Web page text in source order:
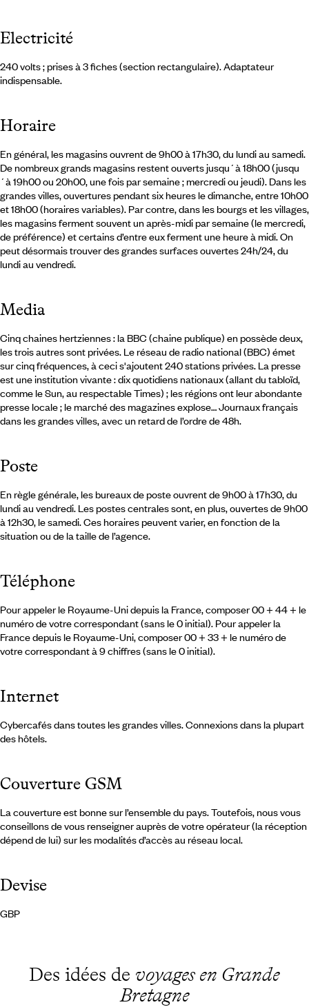
Electricité
240 volts ; prises à 3 fiches (section rectangulaire). Adaptateur
indispensable.
Horaire
En général, les magasins ouvrent de 9h00 à 17h30, du lundi au samedi.
De nombreux grands magasins restent ouverts jusqu´à 18h00 (jusqu
´à 19h00 ou 20h00, une fois par semaine ; mercredi ou jeudi). Dans les
grandes villes, ouvertures pendant six heures le dimanche, entre 10h00
et 18h00 (horaires variables). Par contre, dans les bourgs et les villages,
les magasins ferment souvent un après-midi par semaine (le mercredi,
de préférence) et certains d’entre eux ferment une heure à midi. On
peut désormais trouver des grandes surfaces ouvertes 24h/24, du
lundi au vendredi.
Media
Cinq chaines hertziennes : la BBC (chaine publique) en possède deux,
les trois autres sont privées. Le réseau de radio national (BBC) émet
sur cinq fréquences, à ceci s'ajoutent 240 stations privées. La presse
est une institution vivante : dix quotidiens nationaux (allant du tabloïd,
comme le Sun, au respectable Times) ; les régions ont leur abondante
presse locale ; le marché des magazines explose… Journaux français
dans les grandes villes, avec un retard de l’ordre de 48h.
Poste
En règle générale, les bureaux de poste ouvrent de 9h00 à 17h30, du
lundi au vendredi. Les postes centrales sont, en plus, ouvertes de 9h00
à 12h30, le samedi. Ces horaires peuvent varier, en fonction de la
situation ou de la taille de l’agence.
Téléphone
Pour appeler le Royaume-Uni depuis la France, composer 00 + 44 + le
numéro de votre correspondant (sans le 0 initial). Pour appeler la
France depuis le Royaume-Uni, composer 00 + 33 + le numéro de
votre correspondant à 9 chiffres (sans le 0 initial).
Internet
Cybercafés dans toutes les grandes villes. Connexions dans la plupart
des hôtels.
Couverture GSM
La couverture est bonne sur l’ensemble du pays. Toutefois, nous vous
conseillons de vous renseigner auprès de votre opérateur (la réception
dépend de lui) sur les modalités d’accès au réseau local.
Devise
GBP
Des idées de voyages en Grande
Bretagne